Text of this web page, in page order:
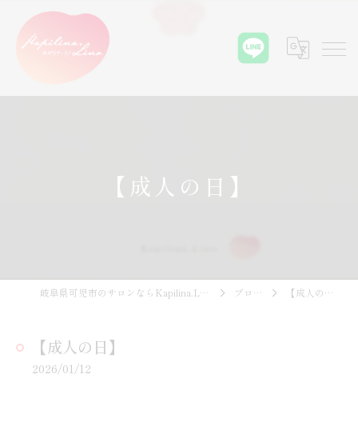
【成人の日】
岐阜県可児市のサロンならKapilina.Lino ブログ 【成人の日】
【成人の日】
2026/01/12